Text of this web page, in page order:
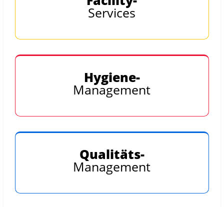
Services
Hygiene-
Management
Qualitäts-
Management